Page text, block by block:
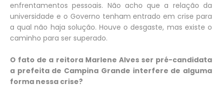
enfrentamentos pessoais. Não acho que a relação da
universidade e o Governo tenham entrado em crise para
a qual não haja solução. Houve o desgaste, mas existe o
caminho para ser superado.
O fato de a reitora Marlene Alves ser pré-candidata
a prefeita de Campina Grande interfere de alguma
forma nessa crise?